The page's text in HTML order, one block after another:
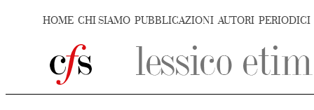
HOME CHI SIAMO PUBBLICAZIONI AUTORI PERIODICI